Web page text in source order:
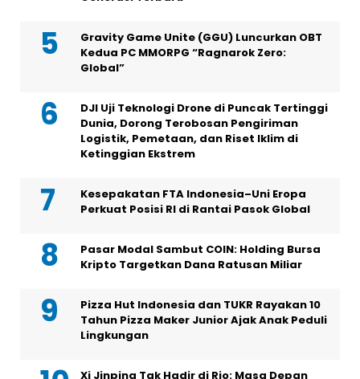
Gravity Game Unite (GGU) Luncurkan OBT
Kedua PC MMORPG “Ragnarok Zero:
Global”
DJI Uji Teknologi Drone di Puncak Tertinggi
Dunia, Dorong Terobosan Pengiriman
Logistik, Pemetaan, dan Riset Iklim di
Ketinggian Ekstrem
Kesepakatan FTA Indonesia–Uni Eropa
Perkuat Posisi RI di Rantai Pasok Global
Pasar Modal Sambut COIN: Holding Bursa
Kripto Targetkan Dana Ratusan Miliar
Pizza Hut Indonesia dan TUKR Rayakan 10
Tahun Pizza Maker Junior Ajak Anak Peduli
Lingkungan
Xi Jinping Tak Hadir di Rio: Masa Depan